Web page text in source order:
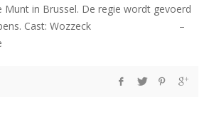
Munt in Brussel. De regie wordt gevoerd
Coppens. Cast: Wozzeck –
Marie